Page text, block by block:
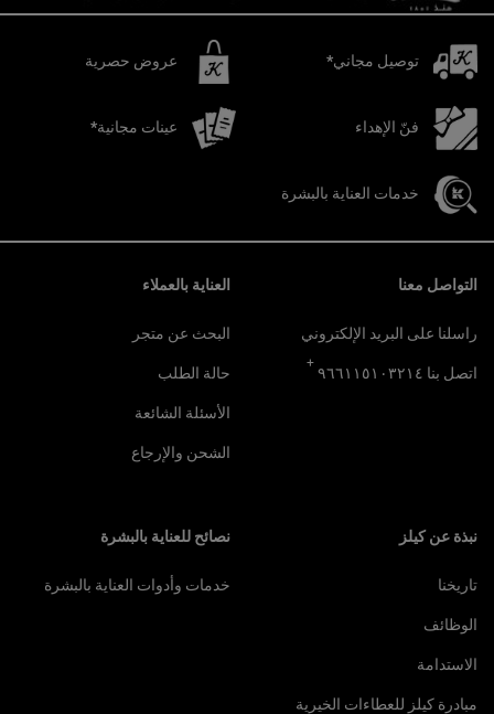
توصيل مجاني* عروض حصرية
فنّ الإهداء عينات مجانية*
خدمات العناية بالبشرة
التواصل معنا
راسلنا على البريد الإلكتروني
اتصل بنا ٩٦٦١١٥١٠٣٢١٤
+
العناية بالعملاء
البحث عن متجر
حالة الطلب
الأسئلة الشائعة
الشحن والإرجاع
نبذة عن كيلز
تاريخنا
الوظائف
الاستدامة
مبادرة كيلز للعطاءات الخيرية
نصائح للعناية بالبشرة
خدمات وأدوات العناية بالبشرة